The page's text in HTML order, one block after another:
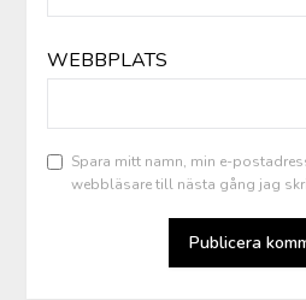
WEBBPLATS
Spara mitt namn, min e-
webbläsare till nästa gång jag